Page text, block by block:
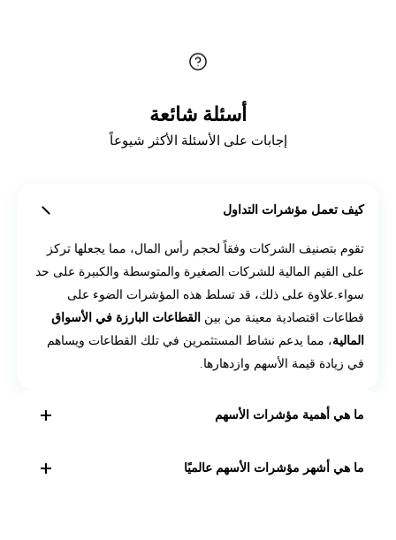
أسئلة شائعة
إجابات على الأسئلة الأكثر شيوعاً
كيف تعمل مؤشرات التداول
تقوم بتصنيف الشركات وفقاً لحجم رأس المال، مما يجعلها تركز
على القيم المالية للشركات الصغيرة والمتوسطة والكبيرة على حد
سواء.علاوة على ذلك، قد تسلط هذه المؤشرات الضوء على
قطاعات اقتصادية معينة من بين القطاعات البارزة في الأسواق
المالية، مما يدعم نشاط المستثمرين في تلك القطاعات ويساهم
في زيادة قيمة الأسهم وازدهارها.
ما هي أهمية مؤشرات الأسهم
وتستخدم كمقياس لأداء السوق بشكل عام أو قطاع معين، مما
ما هي أشهر مؤشرات الأسهم عالميًا